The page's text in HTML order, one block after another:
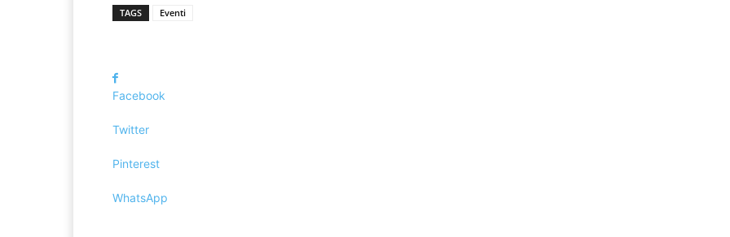
TAGS Eventi
Facebook
Twitter
Pinterest
WhatsApp